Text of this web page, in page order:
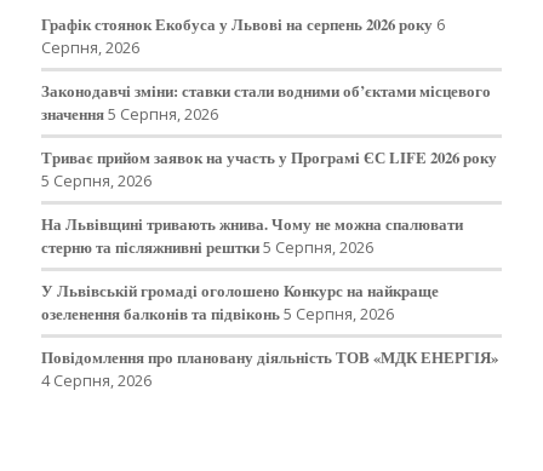
Графік стоянок Екобуса у Львові на серпень 2026 року 6
Серпня, 2026
Законодавчі зміни: ставки стали водними об’єктами місцевого
значення5 Серпня, 2026
Триває прийом заявок на участь у Програмі ЄС LIFE 2026 року
5 Серпня, 2026
На Львівщині тривають жнива. Чому не можна спалювати
стерню та післяжнивні рештки5 Серпня, 2026
У Львівській громаді оголошено Конкурс на найкраще
озеленення балконів та підвіконь5 Серпня, 2026
Повідомлення про плановану діяльність ТОВ «МДК ЕНЕРГІЯ»
4 Серпня, 2026